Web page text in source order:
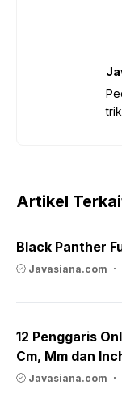
Artikel
Black Panther
Javasiana.com
12 Penggaris
Cm, Mm dan
Javasiana.com